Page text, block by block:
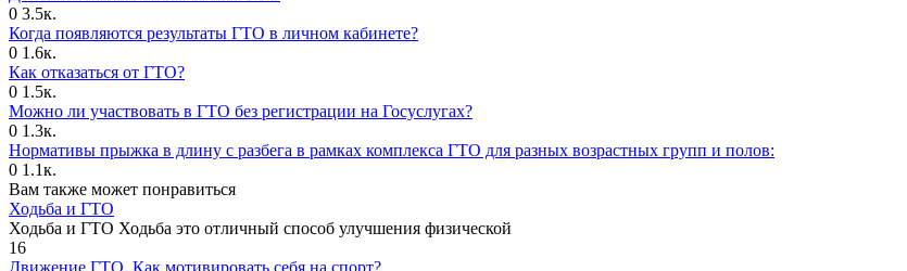
0 3.5к.
Когда появляются результаты ГТО в личном кабинете?
0 1.6к.
Как отказаться от ГТО?
0 1.5к.
Можно ли участвовать в ГТО без регистрации на Госуслугах?
0 1.3к.
Нормативы прыжка в длину с разбега в рамках комплекса ГТО для разных возрастных групп и полов:
0 1.1к.
Вам также может понравиться
Ходьба и ГТО
Ходьба и ГТО Ходьба это отличный способ улучшения физической
16
Движение ГТО. Как мотивировать себя на спорт?️